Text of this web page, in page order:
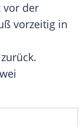
vor der
vorzeitig in